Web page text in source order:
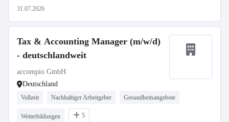
31.07.2026
Tax & Accounting Manager (m/w/d)
- deutschlandweit
accompio GmbH
Deutschland
Vollzeit Nachhaltiger Arbeitgeber Gesundheitsangebote
Weiterbildungen 5